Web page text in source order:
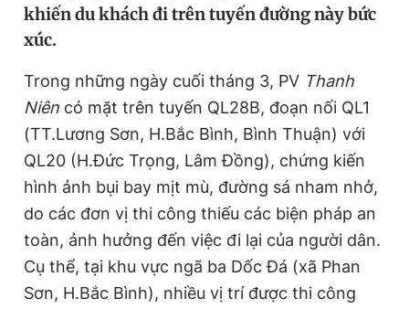
Tiện ích Bạn cần biết
Thông tin tòa soạn Liên hệ quảng cáo
Đọc Thanh Niên trên điện thoại
khiến du khách đi trên tuyến đường này bức
xúc.
Trong những ngày cuối tháng 3, PV Thanh
Niên có mặt trên tuyến QL28B, đoạn nối QL1
(TT.Lương Sơn, H.Bắc Bình, Bình Thuận) với
QL20 (H.Đức Trọng, Lâm Đồng), chứng kiến
hình ảnh bụi bay mịt mù, đường sá nham nhở,
do các đơn vị thi công thiếu các biện pháp an
toàn, ảnh hưởng đến việc đi lại của người dân.
Cụ thể, tại khu vực ngã ba Dốc Đá (xã Phan
Sơn, H.Bắc Bình), nhiều vị trí được thi công